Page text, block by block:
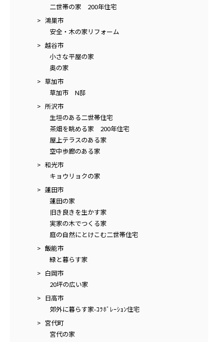
二世帯の家 200年住宅
鴻巣市
安全・木の家リフォーム
越谷市
小さな平屋の家
奥の家
草加市
草加市 N邸
所沢市
生垣のある二世帯住宅
茶畑を眺める家 200年住宅
屋上テラスのある家
空中歩廊のある家
和光市
キョウリョクの家
蓮田市
蓮田の家
旧き良きを生かす家
実家の木でつくる家
庭の自然にとけこむ二世帯住宅
飯能市
緑と暮らす家
白岡市
20坪の広い家
日高市
郊外に暮らす家-ｺﾗﾎﾞﾚｰｼｮﾝ住宅
宮代町
宮代の家